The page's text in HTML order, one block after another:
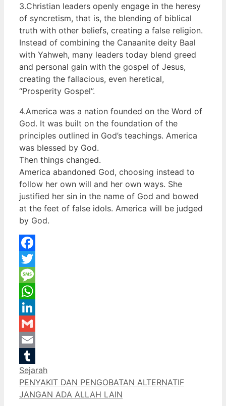
3.Christian leaders openly engage in the heresy
of syncretism, that is, the blending of biblical
truth with other beliefs, creating a false religion.
Instead of combining the Canaanite deity Baal
with Yahweh, many leaders today blend greed
and personal gain with the gospel of Jesus,
creating the fallacious, even heretical,
“Prosperity Gospel”.
4.America was a nation founded on the Word of
God. It was built on the foundation of the
principles outlined in God’s teachings. America
was blessed by God.
Then things changed.
America abandoned God, choosing instead to
follow her own will and her own ways. She
justified her sin in the name of God and bowed
at the feet of false idols. America will be judged
by God.
Facebook
Twitter
Message
WhatsApp
LinkedIn
Gmail
Email
Tumblr
Categories
Sejarah
PENYAKIT DAN PENGOBATAN ALTERNATIF
JANGAN ADA ALLAH LAIN